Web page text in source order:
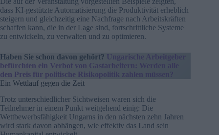
dass KI-gestützte Automatisierung die Produktivität erheblich
steigern und gleichzeitig eine Nachfrage nach Arbeitskräften
schaffen kann, die in der Lage sind, fortschrittliche Systeme
zu entwickeln, zu verwalten und zu optimieren.
Haben Sie schon davon gehört? Ungarische Arbeitgeber
befürchten ein Verbot von Gastarbeitern: Werden alle
den Preis für politische Risikopolitik zahlen müssen?
Ein Wettlauf gegen die Zeit
Trotz unterschiedlicher Sichtweisen waren sich die
Teilnehmer in einem Punkt weitgehend einig: Die
Wettbewerbsfähigkeit Ungarns in den nächsten zehn Jahren
wird stark davon abhängen, wie effektiv das Land sein